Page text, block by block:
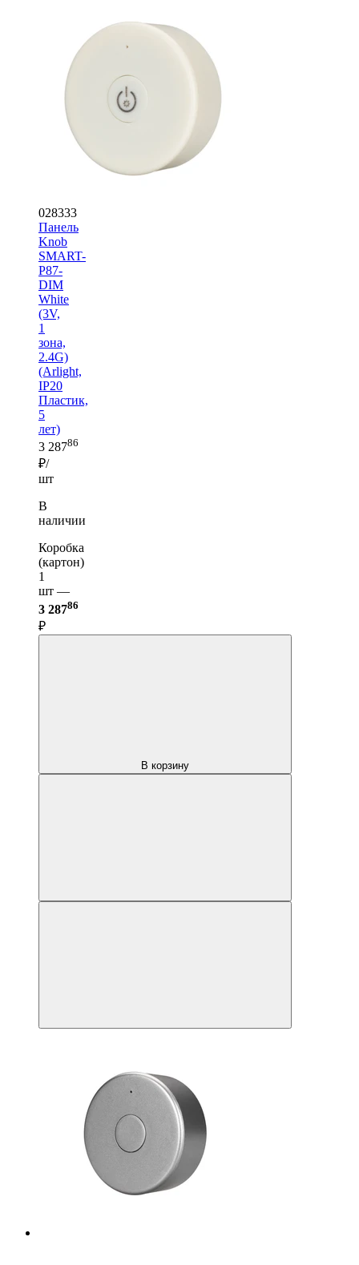
028333
Панель
Knob
SMART-
P87-
DIM
White
(3V,
1
зона,
2.4G)
(Arlight,
IP20
Пластик,
5
лет)
3 28786
₽/
шт
В
наличии
Коробка
(картон)
1
шт —
3 28786
₽
В корзину